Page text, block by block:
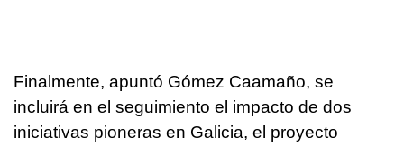
Finalmente, apuntó Gómez Caamaño, se
incluirá en el seguimiento el impacto de dos
iniciativas pioneras en Galicia, el proyecto